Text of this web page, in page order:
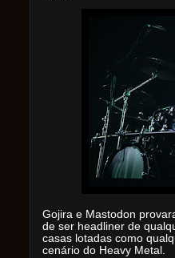
Gojira e Mastodon
de ser headliner de
casas lotadas como
cenário do Heavy Metal.